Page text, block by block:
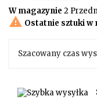
W magazynie 2
 Ostatnie sztuki w
Szacowany czas